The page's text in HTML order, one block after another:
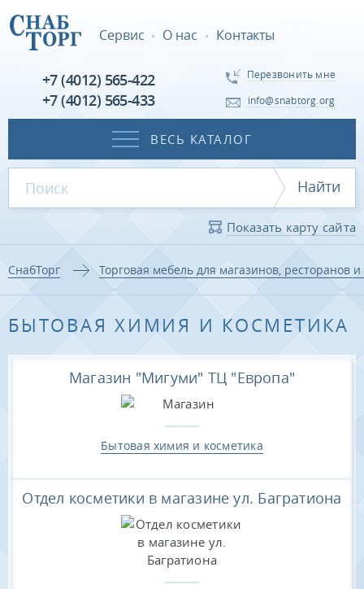
Сервис О нас Контакты
+7 (4012) 565-422
+7 (4012) 565-433
Перезвонить мне
info@snabtorg.org
ВЕСЬ КАТАЛОГ
Найти
Показать карту сайта
СнабТорг Торговая мебель для магазинов, ресторанов и
БЫТОВАЯ ХИМИЯ И КОСМЕТИКА
Магазин "Мигуми" ТЦ "Европа"
Бытовая химия и косметика
Отдел косметики в магазине ул. Багратиона